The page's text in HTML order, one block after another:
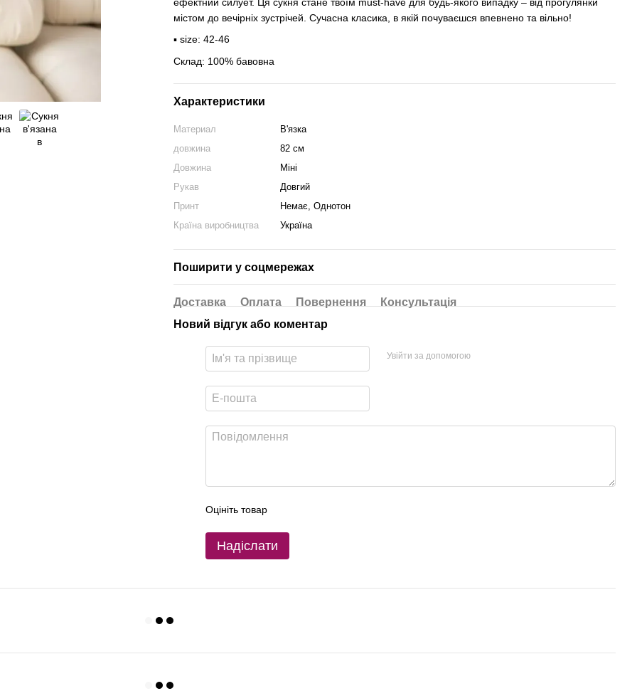
містом до вечірніх зустрічей. Сучасна класика, в якій почуваєшся впевнено та вільно!
▪️ size: 42-46
Склад: 100% бавовна
Характеристики
Материал
В'язка
довжина
82 см
Довжина
Міні
Рукав
Довгий
Принт
Немає, Однотон
Країна виробництва
Україна
Поширити у соцмережах
Доставка Оплата Повернення
Консультація
Новий відгук або коментар
Увійти за допомогою
Оцініть товар
Надіслати